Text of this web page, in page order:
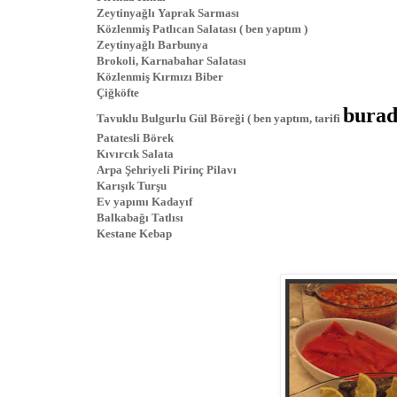
Zeytinyağlı Yaprak Sarması
Közlenmiş Patlıcan Salatası ( ben yaptım )
Zeytinyağlı Barbunya
Brokoli, Karnabahar Salatası
Közlenmiş Kırmızı Biber
Çiğköfte
Tavuklu Bulgurlu Gül Böreği ( ben yaptım, tarifi
Patatesli Börek
Kıvırcık Salata
Arpa Şehriyeli Pirinç Pilavı
Karışık Turşu
Ev yapımı Kadayıf
Balkabağı Tatlısı
Kestane Kebap